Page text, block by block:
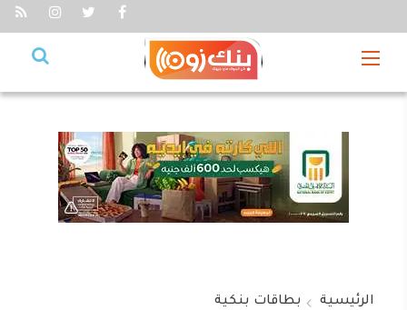
الرئيسية بطاقات بنكية